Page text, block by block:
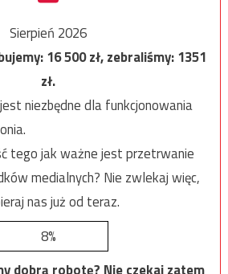
Sierpień 2026
16 500zł, zebraliśmy:1351
zł.
niezbędne dla funkcjonowania
tego jak ważne jest przetrwanie
medialnych? Nie zwlekaj więc,
nas już od teraz.
8%